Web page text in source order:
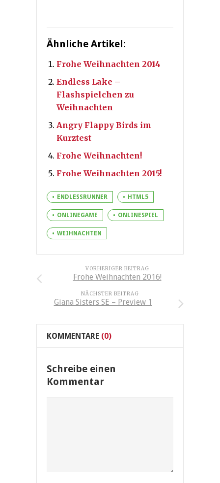
Ähnliche Artikel:
Frohe Weihnachten 2014
Endless Lake –
Flashspielchen zu
Weihnachten
Angry Flappy Birds im
Kurztest
Frohe Weihnachten!
Frohe Weihnachten 2015!
ENDLESSRUNNER HTML5
ONLINEGAME ONLINESPIEL
WEIHNACHTEN
VORHERIGER BEITRAG
Frohe Weihnachten 2016!
NÄCHSTER BEITRAG
Giana Sisters SE – Preview 1
KOMMENTARE (0)
Schreibe einen
Kommentar